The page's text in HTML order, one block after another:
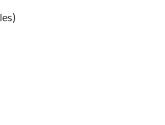
(Audio/Video)